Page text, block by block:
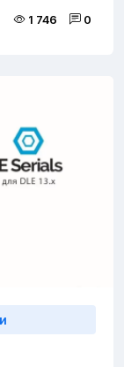
1 746 0